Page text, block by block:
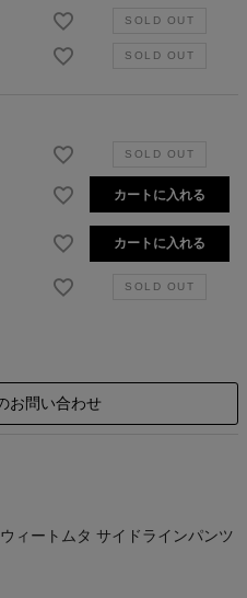
カートに入れる
カートに入れる
お問い合わせ
ィートムタ サイドラインパンツ